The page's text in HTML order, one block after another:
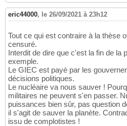
eric44000, le 26/09/2021 à 23h12
Tout ce qui est contraire à la thèse
censuré.
Interdit de dire que c'est la fin de la
exemple.
Le GIEC est payé par les
décisions politiques.
Le nucléaire va nous sauver !
militaires ne peuvent s'en passer.
puissances bien sûr, pas question
il s'agit de sauver la planète.
issu de complotistes !